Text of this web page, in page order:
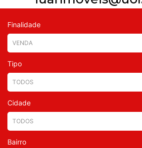
Finalidade
Tipo
Cidade
Bairro